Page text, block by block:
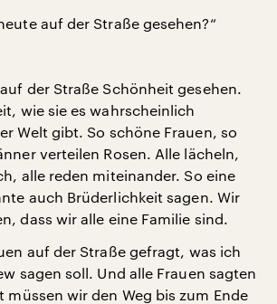
auf der Straße gesehen?“
der Straße Schönheit gesehen.
wie sie es wahrscheinlich
Welt gibt. So schöne Frauen, so
verteilen Rosen. Alle lächeln,
alle reden miteinander. So eine
auch Brüderlichkeit sagen. Wir
dass wir alle eine Familie sind.
auf der Straße gefragt, was ich
sagen soll. Und alle Frauen sagten
wir den Weg bis zum Ende